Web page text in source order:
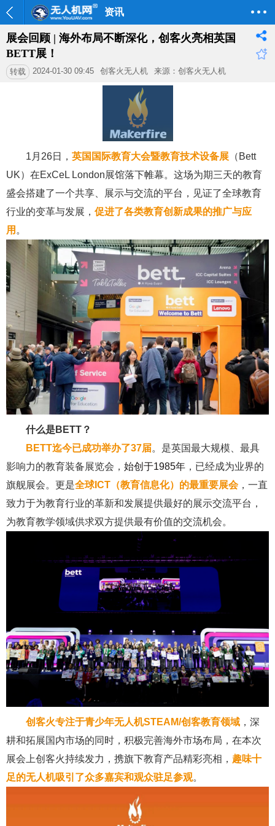
资讯
展会回顾 | 海外布局不断深化，创客火亮相英国
BETT展！
转载 2024-01-30 09:45 创客火无人机 来源：创客火无人机
1月26日， 英国国际教育大会暨教育技术设备展 （Bett
UK）在ExCeL London展馆落下帷幕。这场为期三天的教育
盛会搭建了一个共享、展示与交流的平台，见证了全球教育
行业的变革与发展， 促进了各类教育创新成果的推广与应
用 。
什么是BETT？
BETT迄今已成功举办了37届。是英国最大规模、最具
影响力的教育装备展览会， 始创于1985年 ，已经成为业界的
旗舰展会。更是全球ICT（教育信息化）的最重要展会，一直
致力于为教育行业的革新和发展提供最好的展示交流平台，
为教育教学领域供求双方提供最有价值的交流机会。
创客火专注于青少年无人机STEAM/创客教育领域 ，深
耕和拓展国内市场的同时，积极完善海外市场布局，在本次
展会上创客火持续发力，携旗下教育产品精彩亮相， 趣味十
足的无人机吸引了众多嘉宾和观众驻足参观。